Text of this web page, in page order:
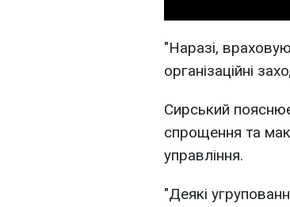
"Наразі,
організаційні
Сирський
спрощення та
управління.
"Деякі